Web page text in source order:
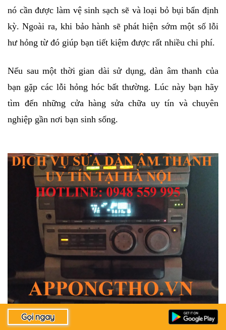
nó cần được làm vệ sinh sạch sẽ và loại bỏ bụi bẩn định
kỳ. Ngoài ra, khi bảo hành sẽ phát hiện sớm một số lỗi
hư hỏng từ đó giúp bạn tiết kiệm được rất nhiều chi phí.
Nếu sau một thời gian dài sử dụng, dàn âm thanh của
bạn gặp các lỗi hỏng hóc bất thường. Lúc này bạn hãy
tìm đến những cửa hàng sửa chữa uy tín và chuyên
nghiệp gần nơi bạn sinh sống.